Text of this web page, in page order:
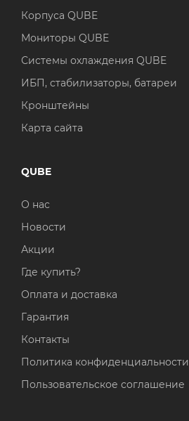
Корпуса QUBE
Мониторы QUBE
Системы охлаждения QUBE
ИБП, стабилизаторы, батареи
Кронштейны
Карта сайта
QUBE
О нас
Новости
Акции
Где купить?
Оплата и доставка
Гарантия
Контакты
Политика конфиденциальности
Пользовательское соглашение